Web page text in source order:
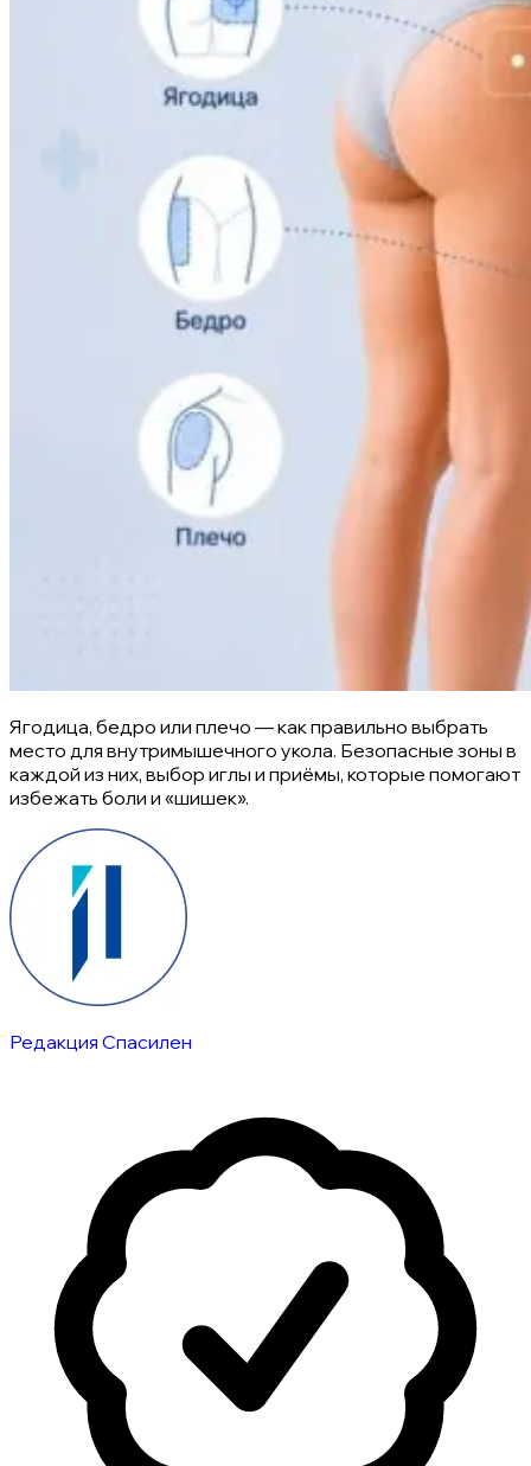
Ягодица, бедро или плечо — как правильно выбрать
место для внутримышечного укола. Безопасные зоны в
каждой из них, выбор иглы и приёмы, которые помогают
избежать боли и «шишек».
Редакция Спасилен